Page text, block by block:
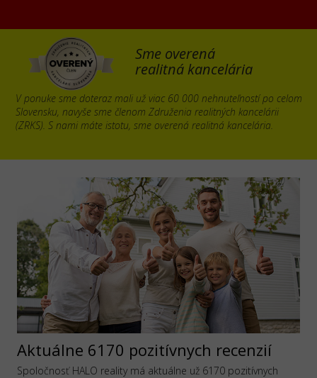
Sme overená
realitná kancelária
V ponuke sme doteraz mali už viac 60 000 nehnuteľností po celom
Slovensku, navyše sme členom Združenia realitných kancelárii
(ZRKS). S nami máte istotu, sme overená realitná kancelária.
Aktuálne 6170 pozitívnych recenzií
Spoločnosť HALO reality má aktuálne už 6170 pozitívnych